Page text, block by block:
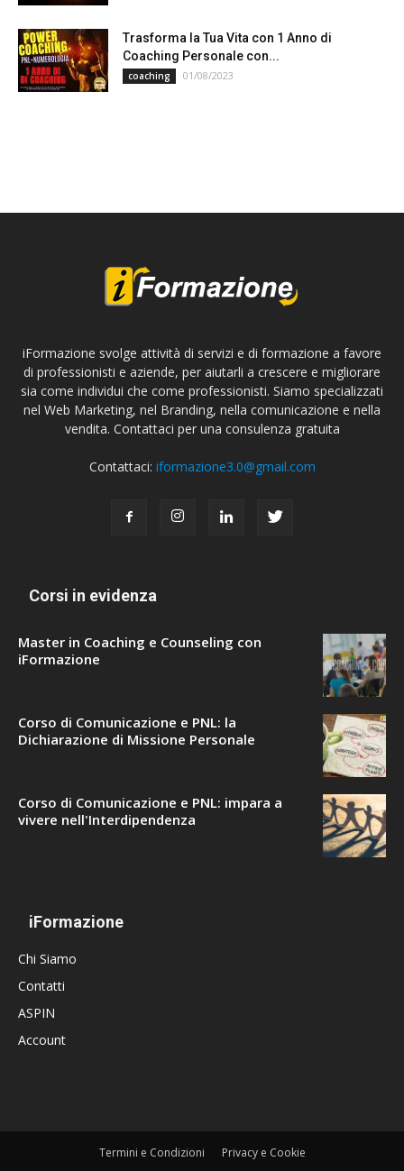
Trasforma la Tua Vita con 1 Anno di
Coaching Personale con...
coaching 01/08/2023
iFormazione svolge attività di servizi e di formazione a favore
di professionisti e aziende, per aiutarli a crescere e migliorare
sia come individui che come professionisti. Siamo specializzati
nel Web Marketing, nel Branding, nella comunicazione e nella
vendita. Contattaci per una consulenza gratuita
Contattaci: iformazione3.0@gmail.com
Corsi in evidenza
Master in Coaching e Counseling con
iFormazione
Corso di Comunicazione e PNL: la
Dichiarazione di Missione Personale
Corso di Comunicazione e PNL: impara a
vivere nell'Interdipendenza
iFormazione
Chi Siamo
Contatti
ASPIN
Account
Termini e Condizioni Privacy e Cookie